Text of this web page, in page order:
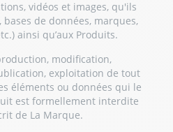
vidéos et images, qu'ils
de données, marques,
ainsi qu’aux Produits.
modification,
exploitation de tout
éléments ou données qui le
est formellement interdite
de La Marque.